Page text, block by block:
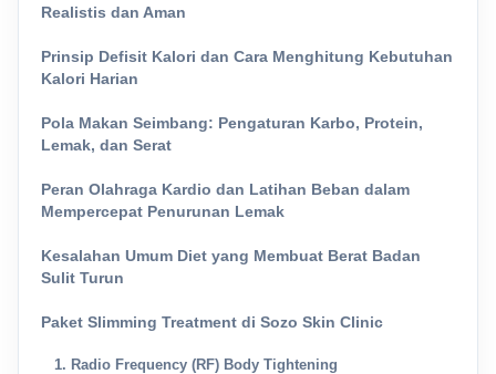
Realistis dan Aman
Prinsip Defisit Kalori dan Cara Menghitung Kebutuhan
Kalori Harian
Pola Makan Seimbang: Pengaturan Karbo, Protein,
Lemak, dan Serat
Peran Olahraga Kardio dan Latihan Beban dalam
Mempercepat Penurunan Lemak
Kesalahan Umum Diet yang Membuat Berat Badan
Sulit Turun
Paket Slimming Treatment di Sozo Skin Clinic
1. Radio Frequency (RF) Body Tightening